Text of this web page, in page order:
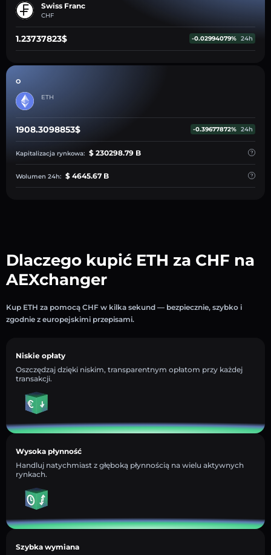
Swiss Franc
CHF
1.23737823$ -0.02994079% 24h
O
ETH
1908.3098853$ -0.39677872% 24h
Kapitalizacja rynkowa: $ 230298.79 B
Wolumen 24h: $ 4645.67 B
Dlaczego kupić ETH za CHF na
AEXchanger
Kup ETH za pomocą CHF w kilka sekund — bezpiecznie, szybko i
zgodnie z europejskimi przepisami.
Niskie opłaty
Oszczędzaj dzięki niskim, transparentnym opłatom przy każdej
transakcji.
Wysoka płynność
Handluj natychmiast z głęboką płynnością na wielu aktywnych
rynkach.
Szybka wymiana